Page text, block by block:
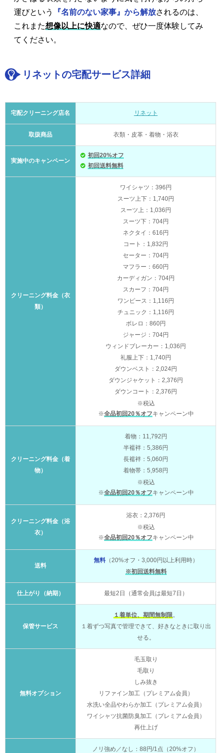
運びという
『名前のない家事』から解放されるのは、
これまた想像以上に快適なので、ぜひ一度体験してみ
てください。
リネットの宅配サービス詳細
宅配クリーニング店名 リネット
取扱商品 衣類・皮革・着物・浴衣
実施中のキャンペーン
初回20%オフ
初回送料無料
クリーニング料金（衣
類）
ワイシャツ：396円
スーツ上下：1,740円
スーツ上：1,036円
スーツ下：704円
ネクタイ：616円
コート：1,832円
セーター：704円
マフラー：660円
カーディガン：704円
スカーフ：704円
ワンピース：1,116円
チュニック：1,116円
ボレロ：860円
ジャージ：704円
ウィンドブレーカー：1,036円
礼服上下：1,740円
ダウンベスト：2,024円
ダウンジャケット：2,376円
ダウンコート：2,376円
※税込
※全品初回20％オフキャンペーン中
クリーニング料金（着
物）
着物：11,792円
半襦袢：5,386円
長襦袢：5,060円
着物帯：5,958円
※税込
※全品初回20％オフキャンペーン中
クリーニング料金（浴
衣）
浴衣：2,376円
※税込
※全品初回20％オフキャンペーン中
送料
無料（20%オフ・3,000円以上利用時）
※初回送料無料
仕上がり（納期） 最短2日（通常会員は最短7日）
保管サービス
１着単位、期間無制限 。
１着ずつ写真で管理できて、好きなときに取り出
せる。
無料オプション
毛玉取り
毛取り
しみ抜き
リファイン加工（プレミアム会員）
水洗い全品やわらか加工（プレミアム会員）
ワイシャツ抗菌防臭加工（プレミアム会員）
再仕上げ
ノリ強め／なし：88円/1点（20%オフ）